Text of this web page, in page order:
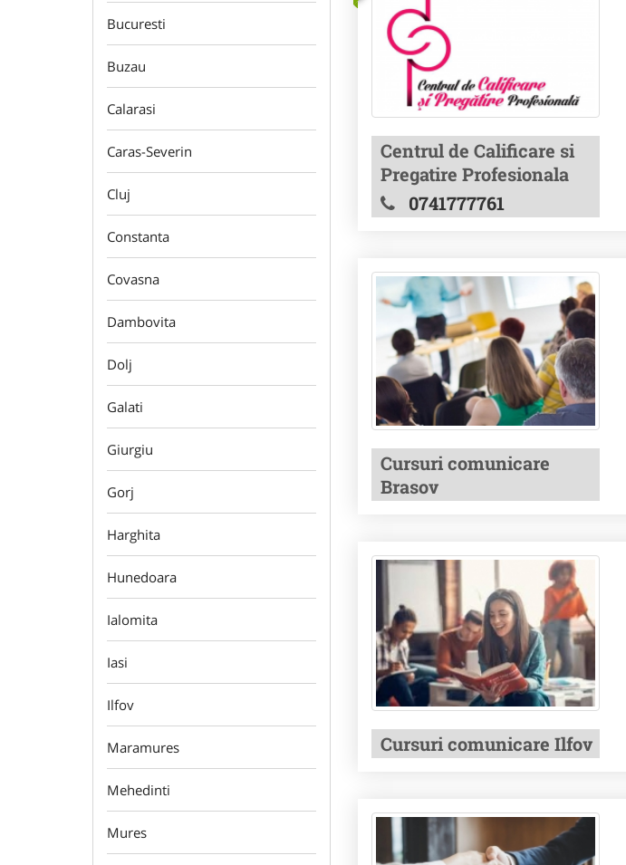
Bucuresti
Buzau
Calarasi
Caras-Severin
Cluj
Constanta
Covasna
Dambovita
Dolj
Galati
Giurgiu
Gorj
Harghita
Hunedoara
Ialomita
Iasi
Ilfov
Maramures
Mehedinti
Mures
Centrul de Calificare si
Pregatire Profesionala
0741777761
Cursuri comunicare
Brasov
Cursuri comunicare Ilfov